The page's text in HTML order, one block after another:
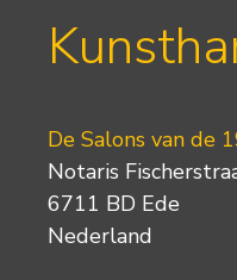
De Salons van de
Notaris
6711 BD Ede
Nederland